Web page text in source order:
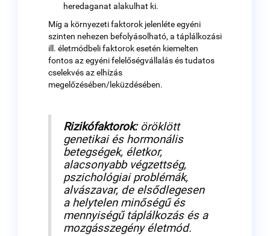
heredaganat alakulhat ki.
Míg a környezeti faktorok jelenléte egyéni
szinten nehezen befolyásolható, a táplálkozási
ill. életmódbeli faktorok esetén kiemelten
fontos az egyéni felelőségvállalás és tudatos
cselekvés az elhízás
megelőzésében/leküzdésében.
Rizikófaktorok:öröklött
genetikai és hormonális
betegségek, életkor,
alacsonyabb végzettség,
pszichológiai problémák,
alvászavar, de elsődlegesen
a helytelen minőségű és
mennyiségű táplálkozás és a
mozgásszegény életmód.